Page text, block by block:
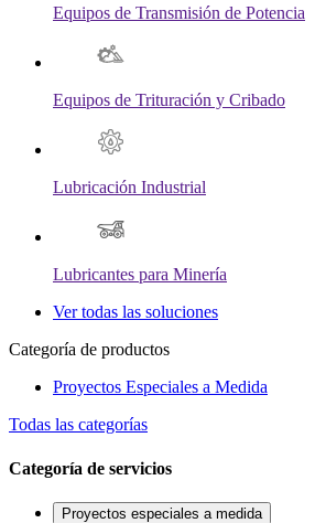
Equipos de Transmisión de Potencia
Equipos de Trituración y Cribado
Lubricación Industrial
Lubricantes para Minería
Ver todas las soluciones
Categoría de productos
Proyectos Especiales a Medida
Todas las categorías
Categoría de servicios
Proyectos especiales a medida